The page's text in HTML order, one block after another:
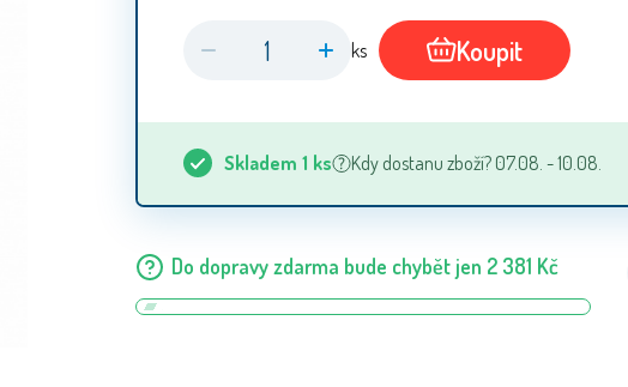
ks Koupit
Skladem 1 ks Kdy dostanu zboží? 07.08. - 10.08.
Do dopravy zdarma bude chybět jen 2 381 Kč